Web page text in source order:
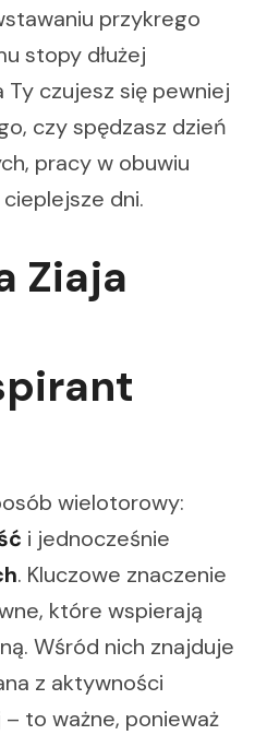
przykrego
stopy dłużej
Ty czujesz się pewniej
czy spędzasz dzień
pracy w obuwiu
dni.
Ziaja
wielotorowy:
i jednocześnie
. Kluczowe znaczenie
które wspierają
Wśród nich znajduje
z aktywności
to ważne, ponieważ